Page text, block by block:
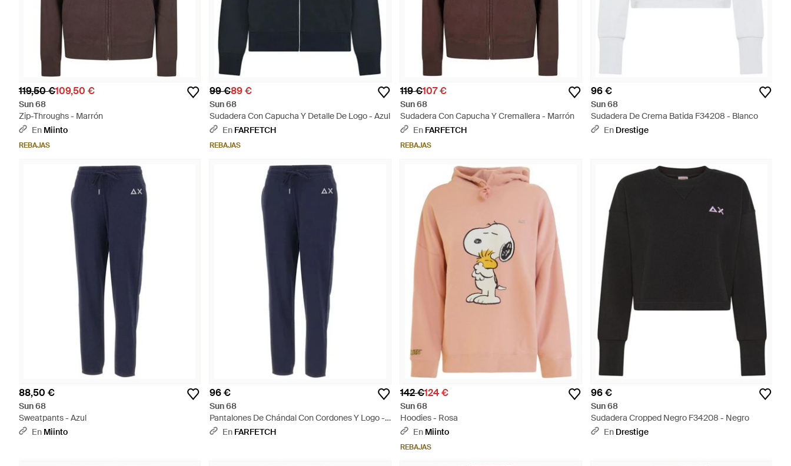
119,50 €109,50 €
Sun 68
Zip-Throughs - Marrón
En Miinto
REBAJAS
99 €89 €
Sun 68
Sudadera Con Capucha Y Detalle De Logo - Azul
En FARFETCH
REBAJAS
119 €107 €
Sun 68
Sudadera Con Capucha Y Cremallera - Marrón
En FARFETCH
REBAJAS
96 €
Sun 68
Sudadera De Crema Batida F34208 - Blanco
En Drestige
88,50 €
Sun 68
Sweatpants - Azul
En Miinto
96 €
Sun 68
Pantalones De Chándal Con Cordones Y Logo -
AzulEn FARFETCH
142 €124 €
Sun 68
Hoodies - Rosa
En Miinto
REBAJAS
96 €
Sun 68
Sudadera Cropped Negro F34208 - Negro
En Drestige